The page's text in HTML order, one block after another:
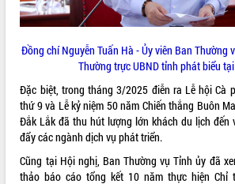
Trình diễn nghệ thuật chế biến các
món ăn từ sầu riêng
Đắk Lắk công bố Quy hoạch và xúc
Ngành cá ngừ Đắk Lắk chủ động thích
ứng để giữ vững thị trường xuất khẩu
Diễn đàn Kinh tế tư nhân Việt Nam đột
phá cơ chế - Hợp tác công tư
Đề án 06 tạo bước ngoặt đột phá trong
cải cách hành chính tỉnh Đắk Lắk
Đồng chí Nguyễn Tuấn Hà - Ủy viên Ban Thường
Thường trực UBND tỉnh phát biểu
Đặc biệt, trong tháng 3/2025 điễn ra Lễ hội Cà
thứ 9 và Lễ kỷ niệm 50 năm Chiến thắng Buôn
Đắk Lắk đã thu hút lượng lớn khách du lịch đến
đẩy các ngành dịch vụ phát triển.
Cũng tại Hội nghị, Ban Thường vụ Tỉnh ủy đã
thảo báo cáo tổng kết 10 năm thực hiện Chỉ